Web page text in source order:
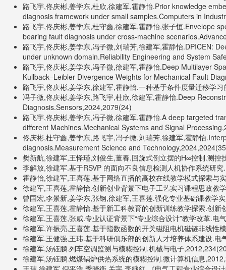
路飞宇,佟庆彬,姜学东,杜欣,徐建军,霍静怡.Prior knowledge
diagnosis framework under small samples.Computers in
路飞宇,佟庆彬,姜学东,杜守鑫,徐建军,霍静怡,张子恒.Envelope
bearing fault diagnosis under cross-machine
路飞宇,佟庆彬,姜学东,冯子微,刘瑞芳,徐建军,霍静怡.DPICEN:
under unknown domain.Reliability Engineering and System
路飞宇,佟庆彬,姜学东,冯子微,徐建军,霍静怡.Deep Multilayer
Kullback–Leibler Divergence Weights for Mechanical Fault
路飞宇,佟庆彬,姜学东,徐建军,霍静怡.一种基于条件度量迁移学
冯子微,佟庆彬,姜学东,路飞宇,杜欣,徐建军,霍静怡.Deep
Diagnosis.Sensors,2024,2079(24)
路飞宇,佟庆彬,姜学东,冯子微,徐建军,霍静怡.A deep targeted
different Machines.Mechanical Systems and Signal
佟庆彬,杜守鑫,姜学东,路飞宇,冯子微,刘瑞芳,徐建军,霍静怡
diagnosis.Measurement Science and
樊新航,徐建军,王怿瑾,刘俊生,董春.回旋式倒立摆的H∞控制.测控
李解放,徐建军.基于RSVP 的面向不良信息检测人机协作系统研
霍静怡,徐建军,王喜莲.基于网络直播的高校在线教学模式探索与
徐建军,王喜莲,霍静怡.创新创业背景下电子工艺实习课程思政教
曾国宏,李景新,姜学东,张钢,徐建军,王喜莲.强化专业基础课教学
徐建军,王喜莲,霍静怡.基于新工科教育的创新训练教学探索.创
徐建军,王喜莲,张威.专业认证背景下“专业综合设计”教学改革.电
徐建军,许振亮,王喜莲.基于指数函数的开关磁阻电机磁链非线性
徐建军,王健强,王玮.基于科研俱乐部的创新人才培养体系建设.电
徐建军,汤钰鹏.列车空调监测与模糊控制.机械与电子
徐建军,汤钰鹏.燃煤锅炉供热系统的模糊控制.微计算机信息